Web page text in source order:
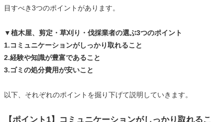
目すべき3つのポイントがあります。
▼植木屋、剪定・草刈り・伐採業者の選ぶ3つのポイント
1.コミュニケーションがしっかり取れること
2.経験や知識が豊富であること
3.ゴミの処分費用が安いこと
以下、それぞれのポイントを掘り下げて説明していきます。
【ポイント1】コミュニケーションがしっかり取れるこ